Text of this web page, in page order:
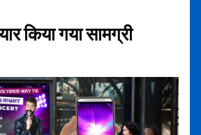
किया गया सामग्री